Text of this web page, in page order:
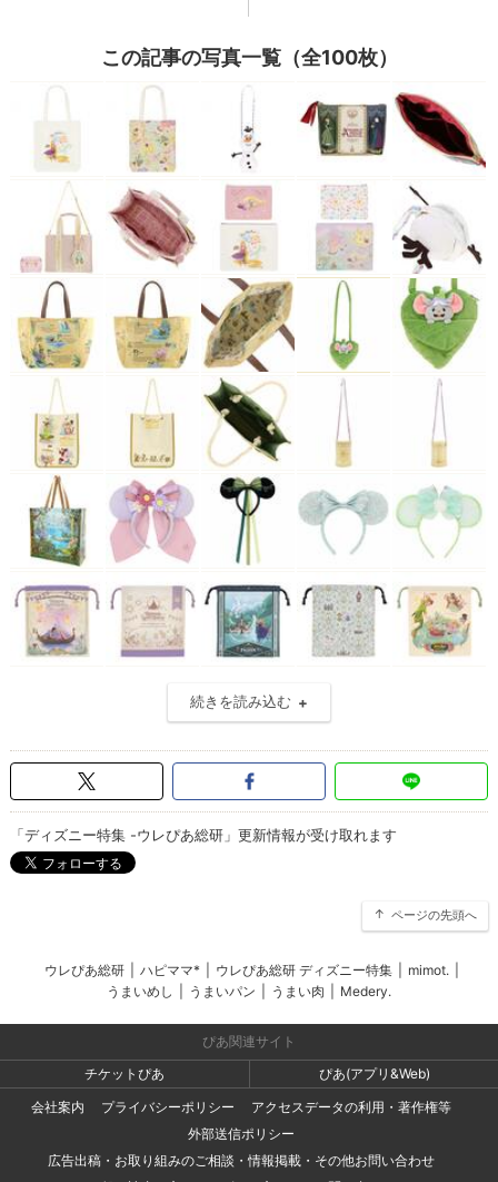
この記事の写真一覧（全100枚）
続きを読み込む
「ディズニー特集 -ウレぴあ総研」更新情報が受け取れます
ページの先頭へ
ウレぴあ総研 ハピママ* ウレぴあ総研 ディズニー特集 mimot.
うまいめし
うまいパン うまい肉 Medery.
ぴあ関連サイト
チケットぴあ
ぴあ(アプリ&Web)
会社案内
プライバシーポリシー
アクセスデータの利用・著作権等
外部送信ポリシー
広告出稿・お取り組みのご相談・情報掲載・その他お問い合わせ